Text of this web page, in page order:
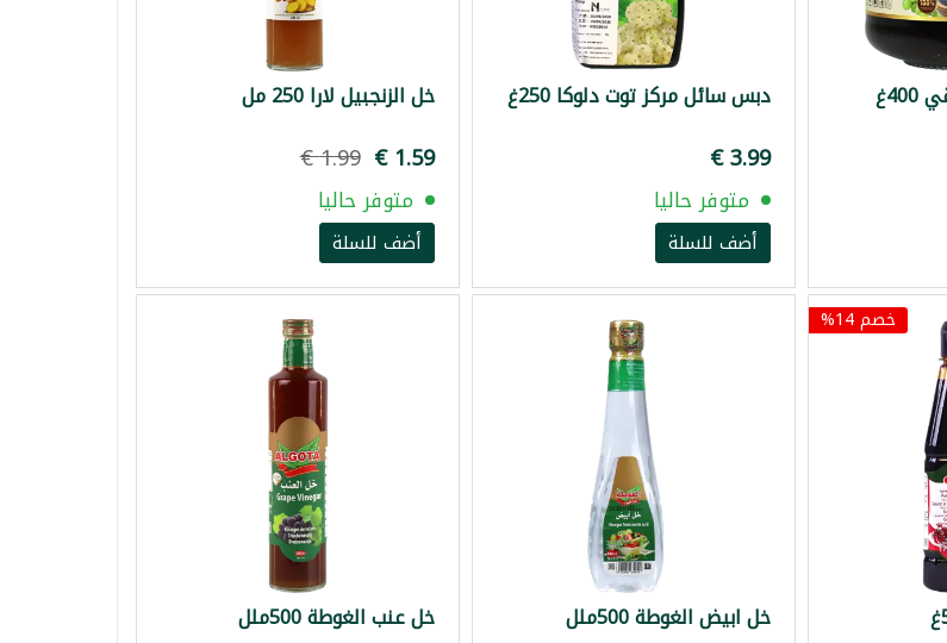
دبس سائل مركز توت دلوكا 250غ
‏3.99 €
متوفر حاليا
أضف للسلة
خل الزنجبيل لارا 250 مل
‏1.59 €
‏1.99 €
متوفر حاليا
أضف للسلة
خصم 14%
خل ابيض الغوطة 500ملل خل عنب الغوطة 500ملل